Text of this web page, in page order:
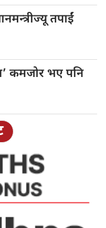
तपाईं
कमजोर भए पनि